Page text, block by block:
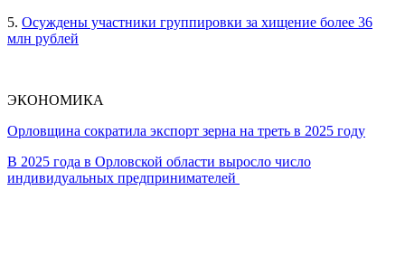
5. Осуждены участники группировки за хищение более 36
млн рублей
ЭКОНОМИКА
Орловщина сократила экспорт зерна на треть в 2025 году
В 2025 года в Орловской области выросло число
индивидуальных предпринимателей